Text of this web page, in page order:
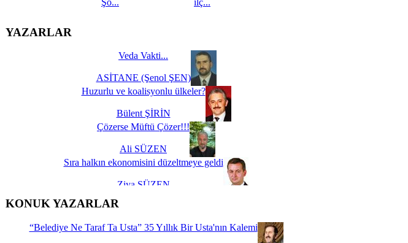
Şö...
ilç...
YAZARLAR
Veda Vakti...
ASİTANE (Şenol ŞEN)
Huzurlu ve koalisyonlu ülkeler?
Bülent ŞİRİN
Çözerse Müftü Çözer!!!
Ali SÜZEN
Sıra halkın ekonomisini düzeltmeye geldi
Ziya SÜZEN
İşte Biz buyuz...
KONUK YAZARLAR
“Belediye Ne Taraf Ta Usta” 35 Yıllık Bir Usta'nın Kalemi